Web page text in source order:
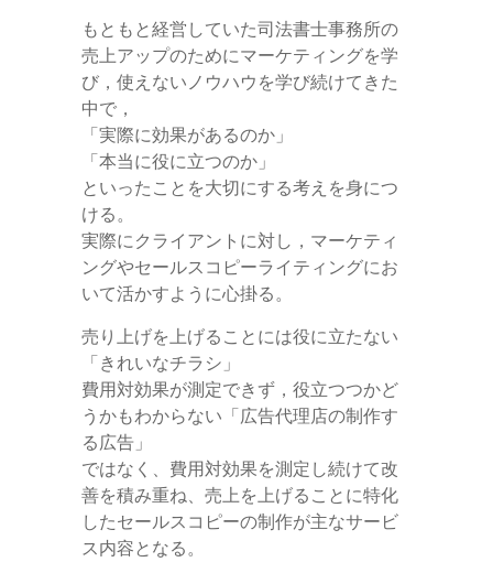
もともと経営していた司法書士事務所の
売上アップのためにマーケティングを学
び，使えないノウハウを学び続けてきた
中で，
「実際に効果があるのか」
「本当に役に立つのか」
といったことを大切にする考えを身につ
ける。
実際にクライアントに対し，マーケティ
ングやセールスコピーライティングにお
いて活かすように心掛る。
売り上げを上げることには役に立たない
「きれいなチラシ」
費用対効果が測定できず，役立つつかど
うかもわからない「広告代理店の制作す
る広告」
ではなく、費用対効果を測定し続けて改
善を積み重ね、売上を上げることに特化
したセールスコピーの制作が主なサービ
ス内容となる。